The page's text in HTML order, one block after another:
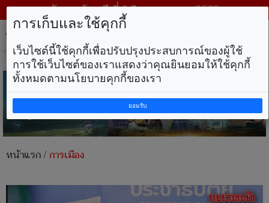
วันพฤหัสบดี ที่ 6 สิงหาคม พ.ศ. 2569
หน้าแรก/การเมือง
การเก็บและใช้คุกกี้
เว็บไซต์นี้ใช้คุกกี้เพื่อปรับปรุงประสบการณ์ของผู้ใช้
การใช้เว็บไซต์ของเราแสดงว่าคุณยินยอมให้ใช้คุกกี้
ทั้งหมดตามนโยบายคุกกี้ของเรา
ยอมรับ